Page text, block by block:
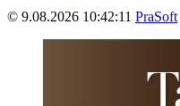
© 9.08.2026 10:42:11 PraSoft